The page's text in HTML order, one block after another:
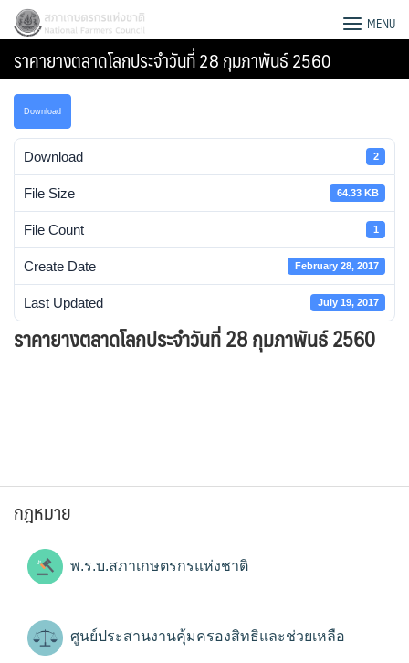
Skip
content
Search
สภาเกษตรกรแห่งชาติ MENU
ราคายางตลาดโลกประจําวันที่ 28 กุมภาพันธ์ 2560
Download
Download 2
File Size 64.33 KB
File Count 1
Create Date February 28, 2017
Last Updated July 19, 2017
ราคายางตลาดโลกประจําวันที่ 28 กุมภาพันธ์ 2560
กฎหมาย
พ.ร.บ.สภาเกษตรกรแห่งชาติ
ศูนย์ประสานงานคุ้มครองสิทธิและช่วยเหลือ